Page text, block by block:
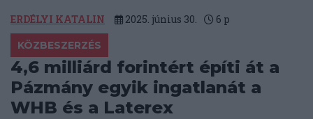
ERDÉLYI KATALIN 2025. június 30. 6 p
KÖZBESZERZÉS
4,6 milliárd forintért építi át a
Pázmány egyik ingatlanát a
WHB és a Laterex